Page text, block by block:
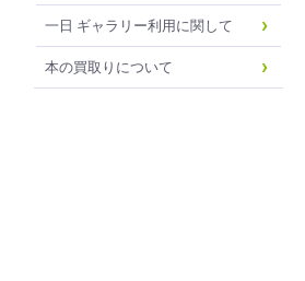
一日 ギャラリー利用に関して
本の買取りについて